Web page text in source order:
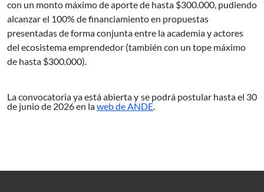
con un monto máximo de aporte de hasta $300.000, pudiendo
alcanzar el 100% de financiamiento en propuestas
presentadas de forma conjunta entre la academia y actores
del ecosistema emprendedor (también con un tope máximo
de hasta $300.000).
La convocatoria ya está abierta y se podrá postular hasta el 30
de junio de 2026 en laweb de ANDE.